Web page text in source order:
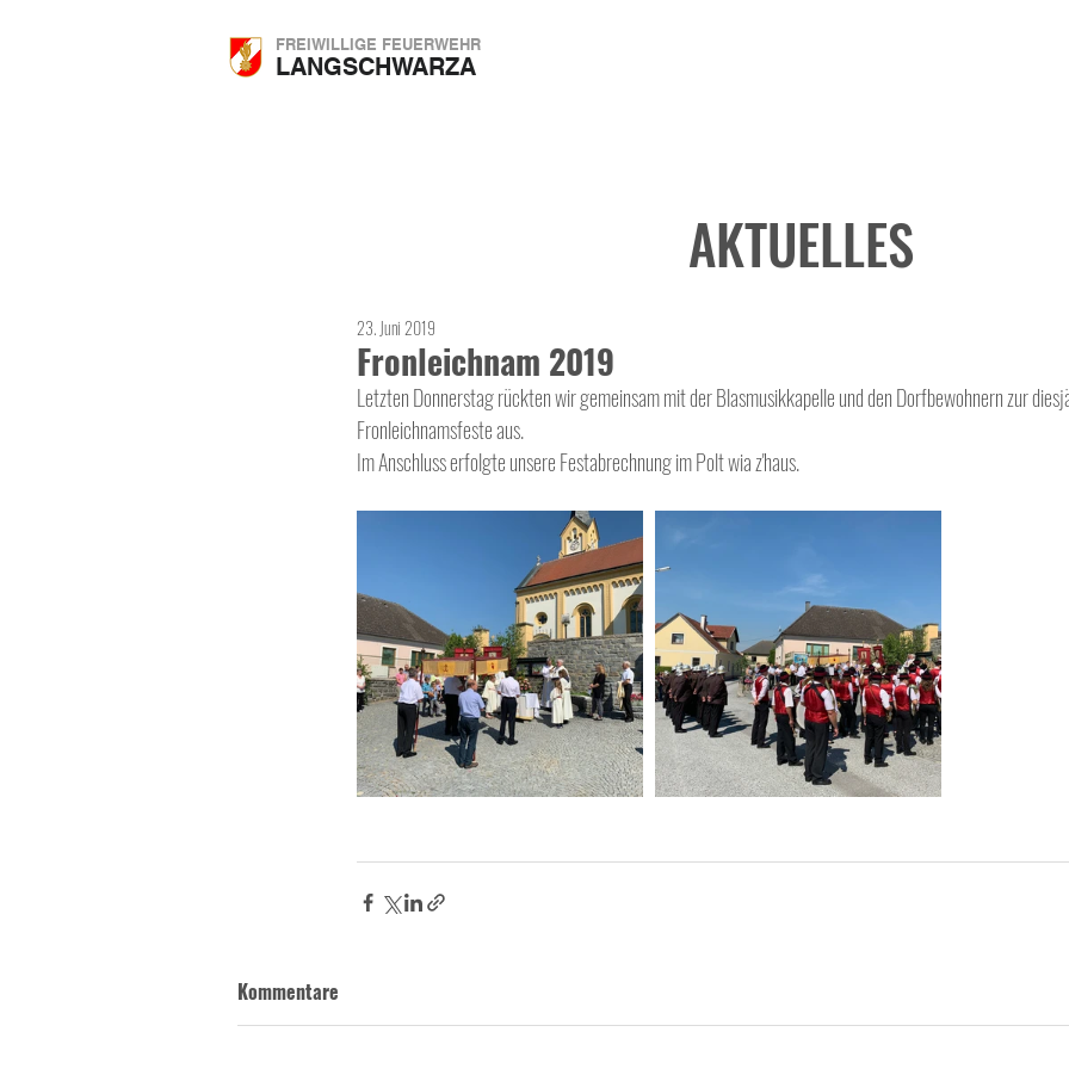
FREIWILLIGE FEUERWEHR
LANGSCHWARZA
AKTUELLES
Fronleichnam 2019
23. Juni 2019
Letzten Donnerstag rückten wir gemeinsam mit der Blasmusikkapelle und den Dorfbewohnern zur
Fronleichnamsfeste aus.
Im Anschluss erfolgte unsere Festabrechnung im Polt wia z'haus.
Kommentare